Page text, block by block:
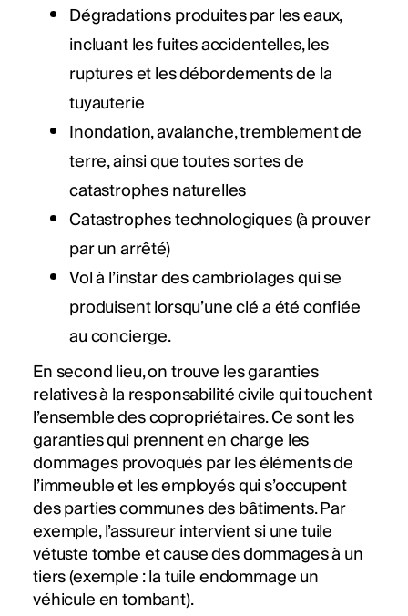
Dégradations produites par les eaux,
incluant les fuites accidentelles, les
ruptures et les débordements de la
tuyauterie
Inondation, avalanche, tremblement de
terre, ainsi que toutes sortes de
catastrophes naturelles
Catastrophes technologiques (à prouver
par un arrêté)
Vol à l’instar des cambriolages qui se
produisent lorsqu’une clé a été confiée
au concierge.
En second lieu, on trouve les garanties
relatives à la responsabilité civile qui touchent
l’ensemble des copropriétaires. Ce sont les
garanties qui prennent en charge les
dommages provoqués par les éléments de
l’immeuble et les employés qui s’occupent
des parties communes des bâtiments. Par
exemple, l’assureur intervient si une tuile
vétuste tombe et cause des dommages à un
tiers (exemple : la tuile endommage un
véhicule en tombant).